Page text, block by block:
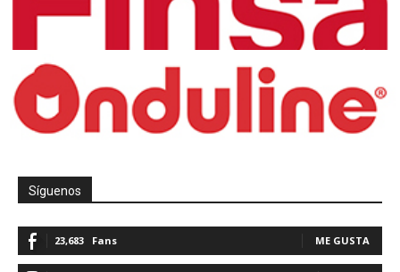
Síguenos
23,683 Fans ME GUSTA